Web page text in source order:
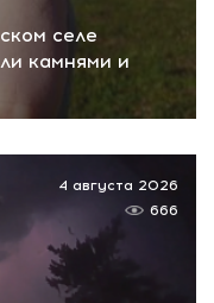
селе
камнями и
4 августа 2026
666